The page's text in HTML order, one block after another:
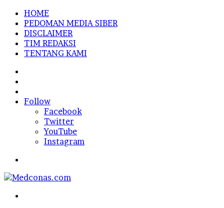
HOME
PEDOMAN MEDIA SIBER
DISCLAIMER
TIM REDAKSI
TENTANG KAMI
In
Follow
Facebook
Twitter
YouTube
Instagram